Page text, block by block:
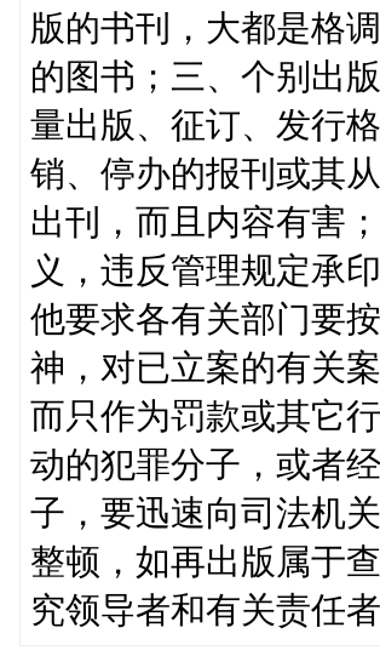
版的书刊，大都是格
的图书；三、个别出
量出版、征订、发行
销、停办的报刊或其
出刊，而且内容有害
义，违反管理规定承
他要求各有关部门要
神，对已立案的有关
而只作为罚款或其它
动的犯罪分子，或者
子，要迅速向司法机
整顿，如再出版属于
究领导者和有关责任